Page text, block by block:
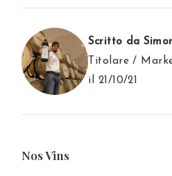
Scritto da
Titolare /
il 21/10/21
Nos Vins